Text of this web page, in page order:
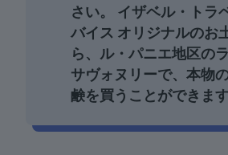
さい。 イザベル・トラ
バイス オリジナルのお
ら、ル・パニエ地区の
サヴォヌリーで、本物
鹸を買うことができます